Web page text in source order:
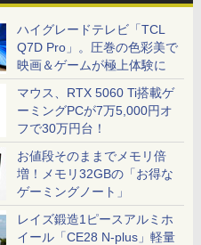
ハイグレードテレビ「TCL
Q7D Pro」。圧巻の色彩美で
映画＆ゲームが極上体験に
マウス、RTX 5060 Ti搭載ゲ
ーミングPCが7万5,000円オ
フで30万円台！
お値段そのままでメモリ倍
増！メモリ32GBの「お得な
ゲーミングノート」
レイズ鍛造1ピースアルミホ
イール「CE28 N-plus」軽量